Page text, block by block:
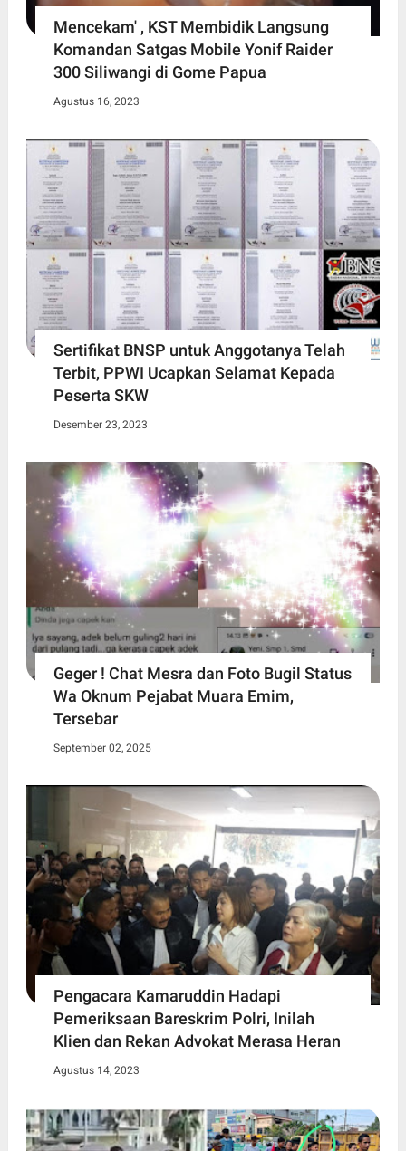
Mencekam' , KST Membidik Langsung
Komandan Satgas Mobile Yonif Raider
300 Siliwangi di Gome Papua
Agustus 16, 2023
Sertifikat BNSP untuk Anggotanya Telah
Terbit, PPWI Ucapkan Selamat Kepada
Peserta SKW
Desember 23, 2023
Geger ! Chat Mesra dan Foto Bugil Status
Wa Oknum Pejabat Muara Emim,
Tersebar
September 02, 2025
Pengacara Kamaruddin Hadapi
Pemeriksaan Bareskrim Polri, Inilah
Klien dan Rekan Advokat Merasa Heran
Agustus 14, 2023